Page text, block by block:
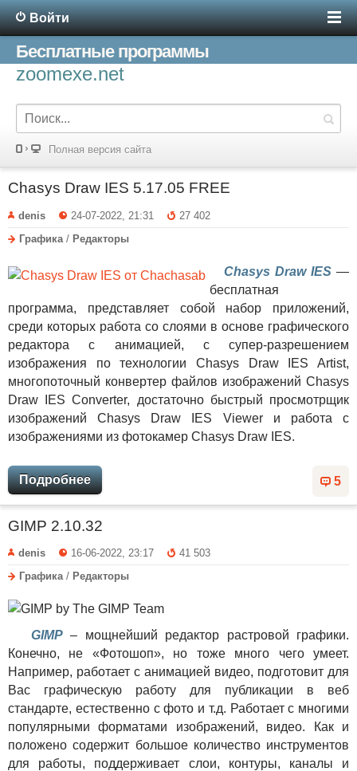
Войти
Бесплатные программы
zoomexe.net
Полная версия сайта
Chasys Draw IES 5.17.05 FREE
denis 24-07-2022, 21:31
27 402
Графика / Редакторы
Chasys Draw IES —
бесплатная
программа, представляет собой набор приложений,
среди которых работа со слоями в основе графического
редактора с анимацией, с супер-разрешением
изображения по технологии Chasys Draw IES Artist,
многопоточный конвертер файлов изображений Chasys
Draw IES Converter, достаточно быстрый просмотрщик
изображений Chasys Draw IES Viewer и работа с
изображениями из фотокамер Chasys Draw IES.
5
Подробнее
GIMP 2.10.32
denis 16-06-2022, 23:17
41 503
Графика/ Редакторы
GIMP– мощнейший редактор растровой графики.
Конечно, не «Фотошоп», но тоже много чего умеет.
Например, работает с анимацией видео, подготовит для
Вас графическую работу для публикации в веб
стандарте, естественно с фото и т.д. Работает с многими
популярными форматами изображений, видео. Как и
положено содержит большое количество инструментов
для работы, поддерживает слои, контуры, каналы и